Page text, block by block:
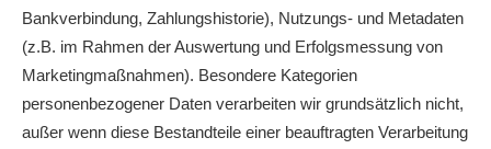
Bankverbindung, Zahlungshistorie), Nutzungs- und Metadaten
(z.B. im Rahmen der Auswertung und Erfolgsmessung von
Marketingmaßnahmen). Besondere Kategorien
personenbezogener Daten verarbeiten wir grundsätzlich nicht,
außer wenn diese Bestandteile einer beauftragten Verarbeitung